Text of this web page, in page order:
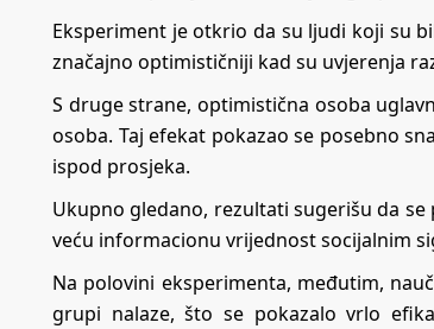
Eksperiment je otkrio da su ljudi koji su
značajno optimističniji kad su uvjerenja
S druge strane, optimistična osoba
osoba. Taj efekat pokazao se posebno
ispod prosjeka.
Ukupno gledano, rezultati sugerišu da
veću informacionu vrijednost socijalnim
Na polovini eksperimenta, međutim,
grupi nalaze, što se pokazalo vrlo